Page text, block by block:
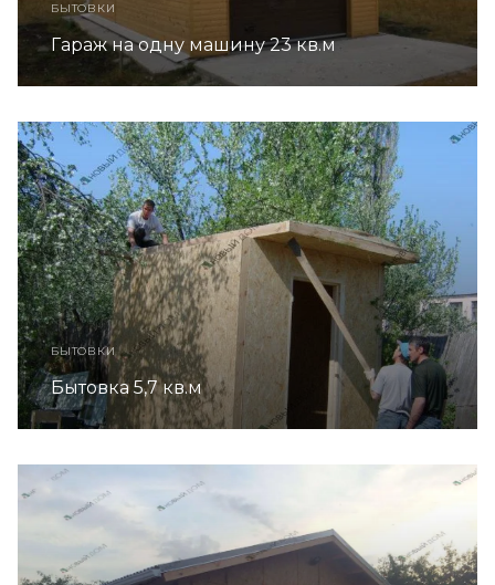
БЫТОВКИ
Гараж на одну машину 23 кв.м
БЫТОВКИ
Бытовка 5,7 кв.м